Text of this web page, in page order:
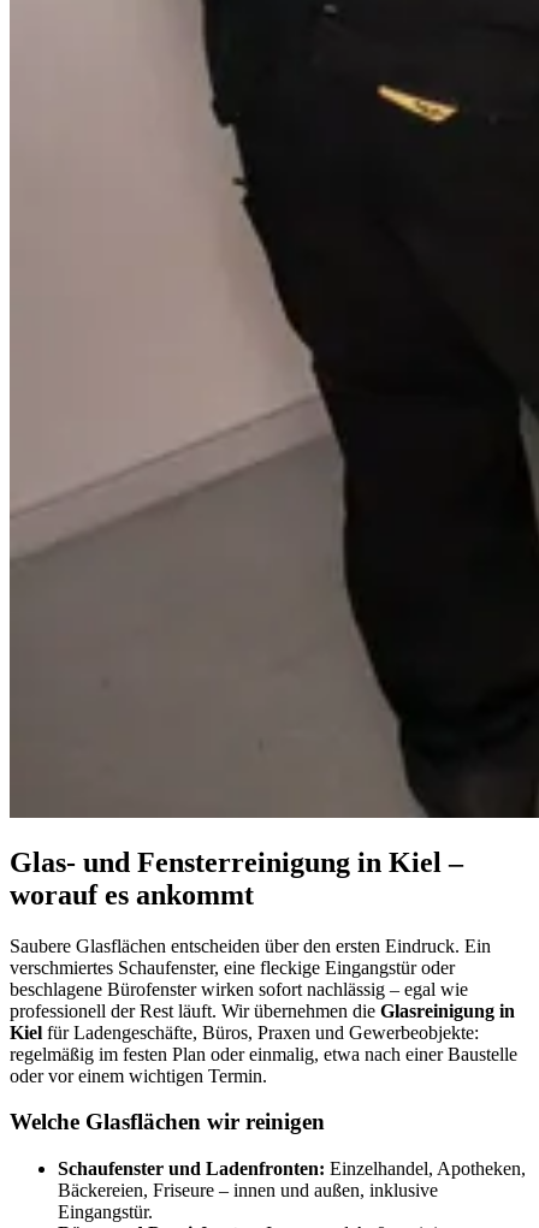
Glas- und Fensterreinigung in Kiel –
worauf es ankommt
Saubere Glasflächen entscheiden über den ersten Eindruck. Ein
verschmiertes Schaufenster, eine fleckige Eingangstür oder
beschlagene Bürofenster wirken sofort nachlässig – egal wie
professionell der Rest läuft. Wir übernehmen die Glasreinigung in
Kiel für Ladengeschäfte, Büros, Praxen und Gewerbeobjekte:
regelmäßig im festen Plan oder einmalig, etwa nach einer Baustelle
oder vor einem wichtigen Termin.
Welche Glasflächen wir reinigen
Schaufenster und Ladenfronten: Einzelhandel, Apotheken,
Bäckereien, Friseure – innen und außen, inklusive
Eingangstür.